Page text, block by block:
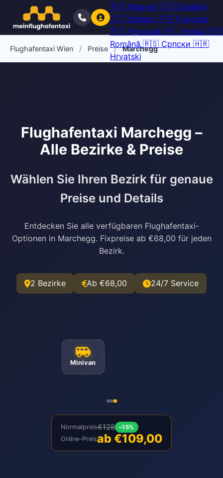
🇭🇺 Magyar 🇪🇸 Español
🇮🇹 Italiano 🇫🇷 Français
🇷🇺 Русский 🇵🇱 Polski 🇷🇴
Română 🇷🇸 Српски 🇭🇷
Hrvatski
Flughafentaxi Wien / Preise / Marchegg
Flughafentaxi Marchegg –
Alle Bezirke & Preise
Wählen Sie Ihren Bezirk für genaue
Preise und Details
Entdecken Sie alle verfügbaren Flughafentaxi-
Optionen in Marchegg. Fixpreise ab €68,00 für jeden
Bezirk.
2 Bezirke Ab €68,00 24/7 Service
Minivan
Normalpreis€128 –15%
Online-Preisab €109,00